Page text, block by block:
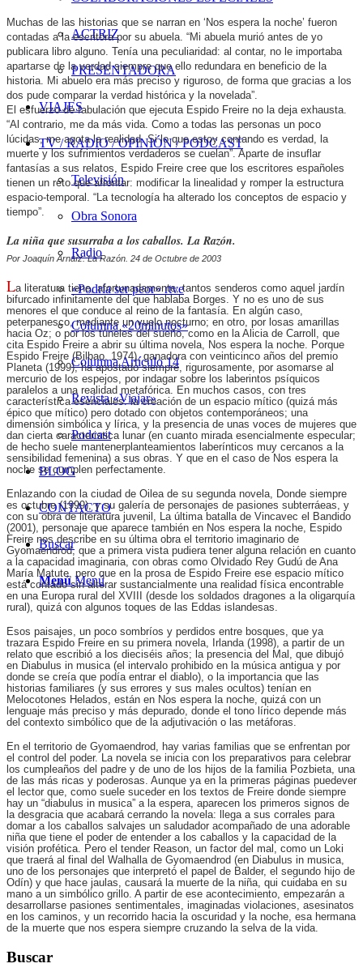
ACTRIZ
PRESENTADORA
VIAJES
TV / RADIO / OPINIÓN / PODCAST
Televisión
Obra Sonora
Radio
«Podría ser peor» rtve
Columna «20minutos»
Columna Artículo 14
Revista «Viajar»
Podcast
BLOG
CONTACTO
Buscar
Menú Menú
Muchas de las historias que se narran en ‘Nos espera la noche’ fueron
contadas a la escritora por su abuela. “Mi abuela murió antes de yo
publicara libro alguno. Tenía una peculiaridad: al contar, no le importaba
apartarse de la verdad siempre que ello redundara en beneficio de la
historia. Mi abuelo era más preciso y riguroso, de forma que gracias a los
dos pude comparar la verdad histórica y la novelada”.
El esfuerzo de fabulación que ejecuta Espido Freire no la deja exhausta.
“Al contrario, me da más vida. Como a todas las personas un poco
lúcidas, me agota la realidad. Si lo que estoy contando es verdad, la
muerte y los sufrimientos verdaderos se cuelan”. Aparte de insuflar
fantasías a sus relatos, Espido Freire cree que los escritores españoles
tienen un reto que afrontar: modificar la linealidad y romper la estructura
espacio-temporal. “La tecnología ha alterado los conceptos de espacio y
tiempo”.
La niña que susurraba a los caballos. La Razón.
Por Joaquín Arnaíz. La Razón. 24 de Octubre de 2003
La literatura tiene, afortunadamente, tantos senderos como aquel jardín
bifurcado infinitamente del que hablaba Borges. Y no es uno de sus
menores el que conduce al reino de la fantasía. En algún caso,
peterpanesco, mediante un vuelo nocturno; en otro, por losas amarillas
hacia Oz; o por los túneles del sueño, como en la Alicia de Carroll, que
cita Espido Freire a abrir su última novela, Nos espera la noche. Porque
Espido Freire (Bilbao, 1974), ganadora con veinticinco años del premio
Planeta (1999), ha apostado siempre, rigurosamente, por asomarse al
mercurio de los espejos, por indagar sobre los laberintos psíquicos
paralelos a una realidad metafórica. En muchos casos, con tres
característica esenciales: la creación de un espacio mítico (quizá más
épico que mítico) pero dotado con objetos contemporáneos; una
dimensión simbólica y lírica, y la presencia de unas voces de mujeres que
dan cierta caracteristica lunar (en cuanto mirada esencialmente especular;
de hecho suele mantenerplanteamientos laberínticos muy cercanos a la
sensibilidad femenina) a sus obras. Y que en el caso de Nos espera la
noche se cumplen perfectamente.
Enlazando con la ciudad de Oilea de su segunda novela, Donde siempre
es octubre (1999), y su galería de personajes de pasiones subterráeas, y
con su obra de literatura juvenil, La última batalla de Vincavec el Bandido
(2001), personaje que aparece también en Nos espera la noche, Espido
Freire nos describe en su última obra el territorio imaginario de
Gyomaendrod, que a primera vista pudiera tener alguna relación en cuanto
a la capacidad imaginaria, con obras como Olvidado Rey Gudú de Ana
María Matute, pero que en la prosa de Espido Freire ese espacio mítico
está contado sin alterar sustancialmente una realidad física encontrable
en una Europa rural del XVIII (desde los soldados dragones a la oligarquía
rural), quizá con algunos toques de las Eddas islandesas.
Esos paisajes, un poco sombríos y perdidos entre bosques, que ya
trazara Espido Freire en su primera novela, Irlanda (1998), a partir de un
relato que escribió a los dieciséis años; la presencia del Mal, que dibujó
en Diabulus in musica (el intervalo prohibido en la música antigua y por
donde se creía que podía entrar el diablo), o la importancia que las
historias familiares (y sus errores y sus males ocultos) tenían en
Melocotones Helados, están en Nos espera la noche, quizá con un
lenguaje más preciso y más depurado, donde el tono lírico depende más
del contexto simbólico que de la adjutivación o las metáforas.
En el territorio de Gyomaendrod, hay varias familias que se enfrentan por
el control del poder. La novela se inicia con los preparativos para celebrar
los cumpleaños del padre y de uno de los hijos de la familia Pozbieta, una
de las más ricas y poderosas. Aunque ya en la primeras páginas puedever
el lector que, como suele suceder en los textos de Freire donde siempre
hay un “diabulus in musica” a la espera, aparecen los primeros signos de
la desgracia que acabará cerrando la novela: llega a sus corrales para
domar a los caballos salvajes un saludador acompañado de una adorable
niña que tiene el poder de entender a los caballos y la capacidad de la
visión profética. Pero el tender Reason, un factor del mal, como un Loki
que traerá al final del Walhalla de Gyomaendrod (en Diabulus in musica,
uno de los personajes que interpretó el papel de Balder, el segundo hijo de
Odín) y que hace jaulas, causará la muerte de la niña, qui cuidaba en su
mano a un simbólico grillo. A partir de ese acontecimiento, empezarán a
desarrollarse pasiones sentimentales, imaginadas violaciones, asesinatos
en los caminos, y un recorrido hacia la oscuridad y la noche, esa hermana
de la muerte que nos espera siempre cruzando la selva de la vida.
Buscar